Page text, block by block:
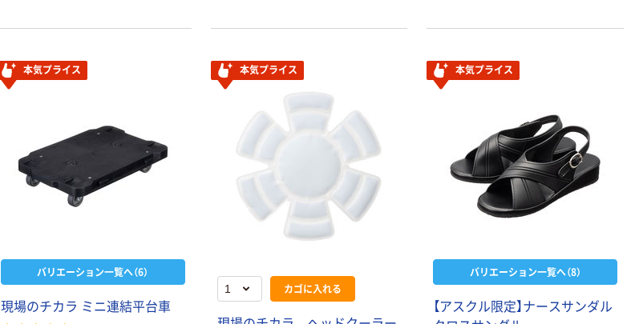
本気プライス
バリエーション一覧へ（6）
現場のチカラ ミニ連結平台車
本気プライス
カゴに入れる
本気プライス
バリエーション一覧へ（8）
【アスクル限定】ナースサンダル